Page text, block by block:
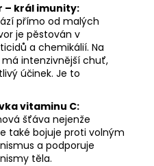
– král imunity:
přímo od malých
je pěstován v
a chemikálií. Na
intenzivnější chuť,
účinek. Je to
vitaminu C:
šťáva nejenže
také bojuje proti volným
a podporuje
těla.